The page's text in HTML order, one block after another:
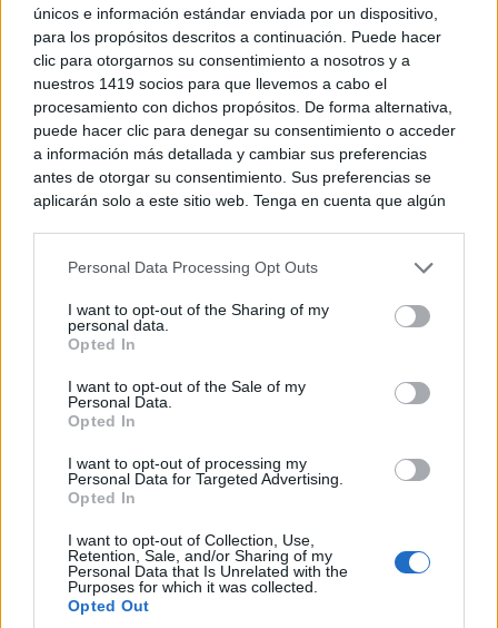
únicos e información estándar enviada por un dispositivo,
para los propósitos descritos a continuación. Puede hacer
clic para otorgarnos su consentimiento a nosotros y a
nuestros 1419 socios para que llevemos a cabo el
procesamiento con dichos propósitos. De forma alternativa,
puede hacer clic para denegar su consentimiento o acceder
a información más detallada y cambiar sus preferencias
antes de otorgar su consentimiento. Sus preferencias se
aplicarán solo a este sitio web. Tenga en cuenta que algún
rechazar tal procesamiento. Puede cambiar sus preferencias
a este sitio y haciendo clic en el botón "Privacidad" en la
parte inferior de la página web.
Please note that this website/app uses one or more Google
services and may gather and store information including but
not limited to your visit or usage behaviour. You may click to
use your data for below specified purposes in below Google
consent section.
Personal Data Processing Opt Outs
I want to opt-out of the Sharing of my
personal data.
Opted In
I want to opt-out of the Sale of my
Personal Data.
Opted In
I want to opt-out of processing my
Personal Data for Targeted Advertising.
Opted In
I want to opt-out of Collection, Use,
Retention, Sale, and/or Sharing of my
Personal Data that Is Unrelated with the
Purposes for which it was collected.
Opted Out
¿Sabías que existen?
Estas criaturas existen y parecen sacadas de otro
planeta
El truco contra la cal
Di adiós a la cal del baño con estos sencillos consejos